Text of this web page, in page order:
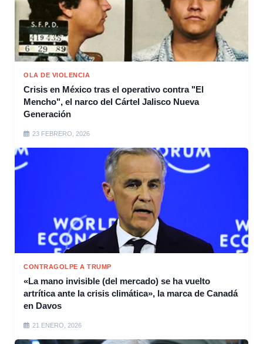
OLA DE VIOLENCIA
Crisis en México tras el operativo contra "El
Mencho", el narco del Cártel Jalisco Nueva
Generación
23 FEBRERO, 2026
CONTRAGOLPE A TRUMP
«La mano invisible (del mercado) se ha vuelto
artrítica ante la crisis climática», la marca de Canadá
en Davos
21 ENERO, 2026